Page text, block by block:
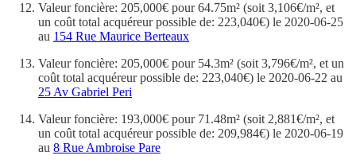
Valeur foncière: 205,000€ pour 64.75m² (soit 3,106€/m², et
un coût total acquéreur possible de: 223,040€) le 2020-06-25
au 154 Rue Maurice Berteaux
Valeur foncière: 205,000€ pour 54.3m² (soit 3,796€/m², et un
coût total acquéreur possible de: 223,040€) le 2020-06-22 au
25 Av Gabriel Peri
Valeur foncière: 193,000€ pour 71.48m² (soit 2,881€/m², et
un coût total acquéreur possible de: 209,984€) le 2020-06-19
au 8 Rue Ambroise Pare